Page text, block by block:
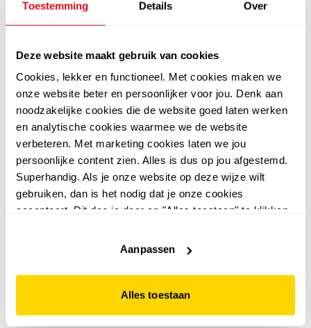
Toestemming Details Over
Deze website maakt gebruik van cookies
Cookies, lekker en functioneel. Met cookies maken we
onze website beter en persoonlijker voor jou. Denk aan
noodzakelijke cookies die de website goed laten werken
en analytische cookies waarmee we de website
verbeteren. Met marketing cookies laten we jou
persoonlijke content zien. Alles is dus op jou afgestemd.
Superhandig. Als je onze website op deze wijze wilt
gebruiken, dan is het nodig dat je onze cookies
accepteert. Dit doe je door op "Alles toestaan" te klikken.
website niet optimaal functioneert.
Aanpassen
Alles toestaan